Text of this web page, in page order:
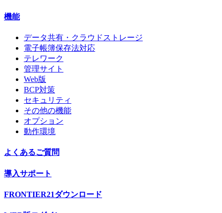
機能
データ共有・クラウドストレージ
電子帳簿保存法対応
テレワーク
管理サイト
Web版
BCP対策
セキュリティ
その他の機能
オプション
動作環境
よくあるご質問
導入サポート
FRONTIER21ダウンロード